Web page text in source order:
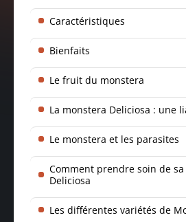
Caractéristiques
Bienfaits
Le fruit du monstera
La monstera Deliciosa : une
Le monstera et les parasites
Comment prendre soin de
Deliciosa
Les différentes variétés de